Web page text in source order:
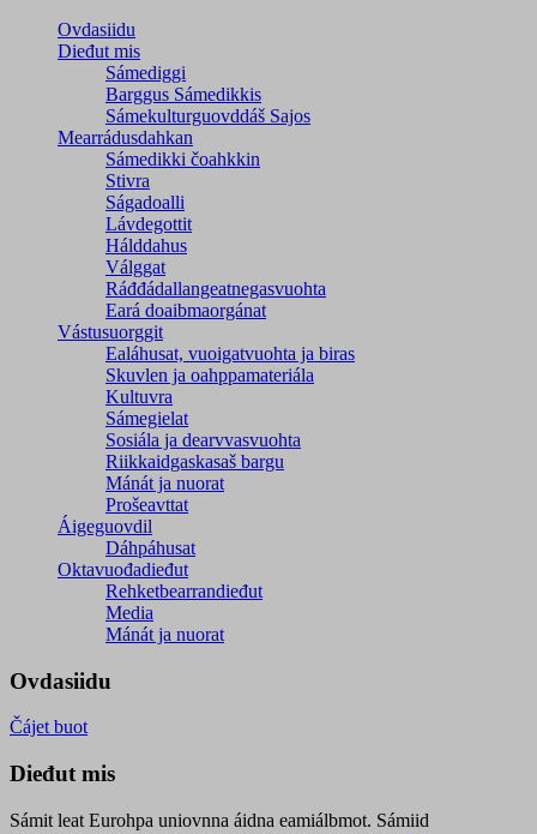
Ovdasiidu
Dieđut mis
Sámediggi
Barggus Sámedikkis
Sámekulturguovddáš Sajos
Mearrádusdahkan
Sámedikki čoahkkin
Stivra
Ságadoalli
Lávdegottit
Hálddahus
Válggat
Ráđđádallangeatnegas­vuohta
Eará doaibmaorgánat
Vástusuorggit
Ealáhusat, vuoigatvuohta ja biras
Skuvlen ja oahppamateriála
Kultuvra
Sámegielat
Sosiála ja dearvvasvuohta
Riikkaidgaskasaš bargu
Mánát ja nuorat
Prošeavttat
Áigeguovdil
Dáhpáhusat
Oktavuođadieđut
Rehketbearrandieđut
Media
Mánát ja nuorat
Ovdasiidu
Čájet buot
Dieđut mis
Sámit leat Eurohpa uniovnna áidna eamiálbmot. Sámiid